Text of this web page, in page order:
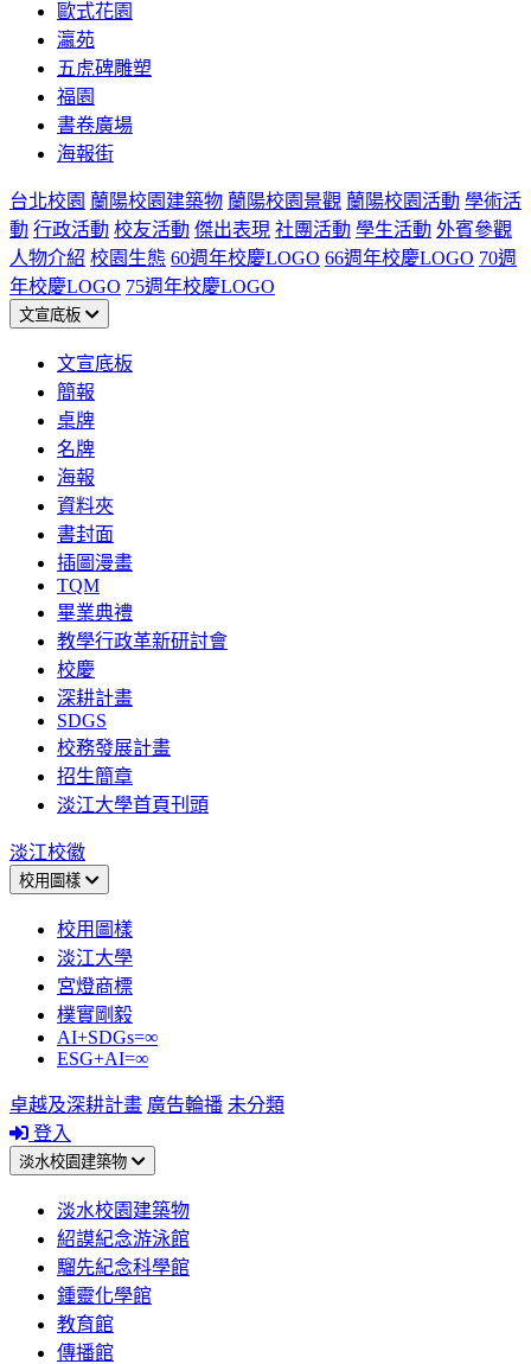
歐式花園
瀛苑
五虎碑雕塑
福園
書卷廣場
海報街
台北校園 蘭陽校園建築物 蘭陽校園景觀 蘭陽校園活動 學術活
動 行政活動 校友活動 傑出表現 社團活動 學生活動 外賓參觀
人物介紹 校園生態 60週年校慶LOGO 66週年校慶LOGO 70週
年校慶LOGO 75週年校慶LOGO
文宣底板
文宣底板
簡報
桌牌
名牌
海報
資料夾
書封面
插圖漫畫
TQM
畢業典禮
教學行政革新研討會
校慶
深耕計畫
SDGS
校務發展計畫
招生簡章
淡江大學首頁刊頭
淡江校徽
校用圖樣
校用圖樣
淡江大學
宮燈商標
樸實剛毅
AI+SDGs=∞
ESG+AI=∞
卓越及深耕計畫 廣告輪播 未分類
登入
淡水校園建築物
淡水校園建築物
紹謨紀念游泳館
騮先紀念科學館
鍾靈化學館
教育館
傳播館